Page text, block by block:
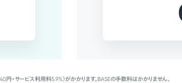
+サービス利用料5.9%）がかかります。BASEの手数料はかかりません。